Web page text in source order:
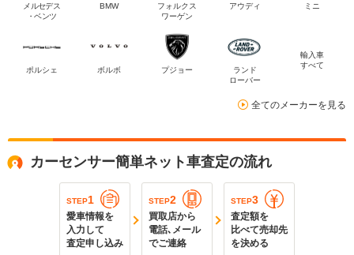
メルセデス
・ベンツ
BMW
フォルクス
ワーゲン
アウディ ミニ
ポルシェ ボルボ プジョー
ランド
ローバー
輸入車
すべて
全てのメーカーを見る
カーセンサー簡単ネット車査定の流れ
STEP1
愛車情報を
入力して
査定申し込み
STEP2
買取店から
電話､メール
でご連絡
STEP3
査定額を
比べて売却先
を決める